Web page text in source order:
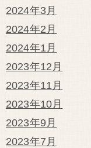
2024年3月
2024年2月
2024年1月
2023年12月
2023年11月
2023年10月
2023年9月
2023年7月